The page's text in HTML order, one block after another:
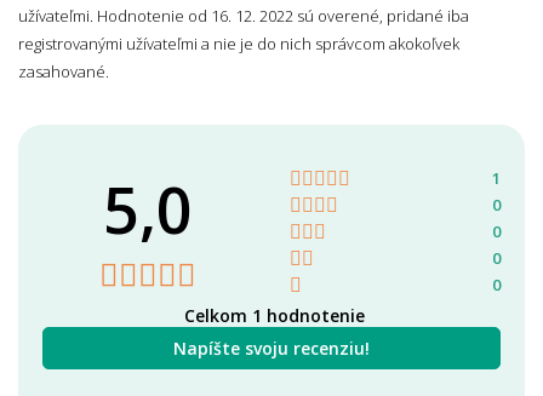
užívateľmi. Hodnotenie od 16. 12. 2022 sú overené, pridané iba
registrovanými užívateľmi a nie je do nich správcom akokoľvek
zasahované.
5,0
Celkom 1 hodnotenie
Napíšte svoju recenziu!
1
0
0
0
0